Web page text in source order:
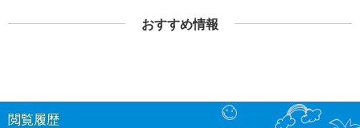
おすすめ情報
閲覧履歴